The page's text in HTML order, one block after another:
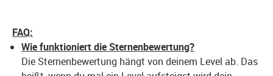
FAQ:
Wie funktioniert die Sternenbewertung?
Die Sternenbewertung hängt von deinem Level ab. Das